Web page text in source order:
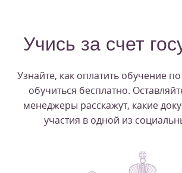
Учись за счет
Узнайте, как оплатить обучение
обучиться бесплатно.
менеджеры расскажут, какие
участия в одной из